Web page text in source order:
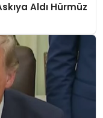
Aldı Hürmüz